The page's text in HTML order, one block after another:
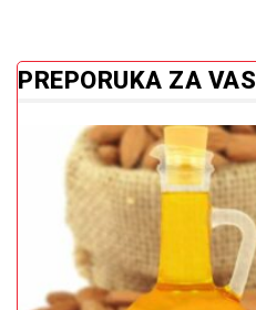
PREPORUKA ZA VAS